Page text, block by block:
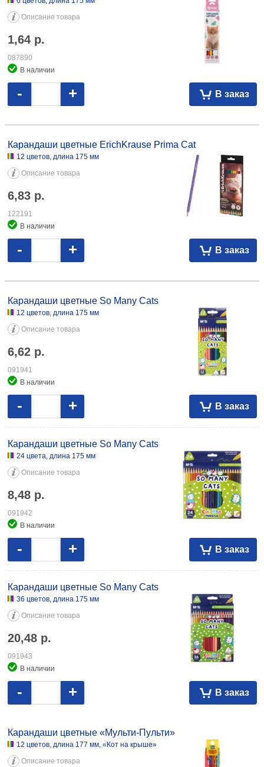
Описание товара
1,64 р.
087890
В наличии
В заказ
- +
6,83 122191
Карандаши цветные ErichKrause Prima Cat
12 цветов, длина 175 мм
Описание товара
6,83 р.
122191
В наличии
В заказ
- +
091941 24 цвета, длина 175 мм 8,48 091942 36 цветов, длина 175 мм
20,48 091943
Карандаши цветные So Many Cats
12 цветов, длина 175 мм
Описание товара
6,62 р.
091941
В наличии
В заказ
- +
Карандаши цветные So Many Cats
24 цвета, длина 175 мм
Описание товара
8,48 р.
091942
В наличии
В заказ
- +
Карандаши цветные So Many Cats
36 цветов, длина 175 мм
Описание товара
20,48 р.
091943
В наличии
В заказ
- +
Карандаши цветные «Мульти-Пульти»
12 цветов, длина 177 мм, «Кот на крыше»
Описание товара